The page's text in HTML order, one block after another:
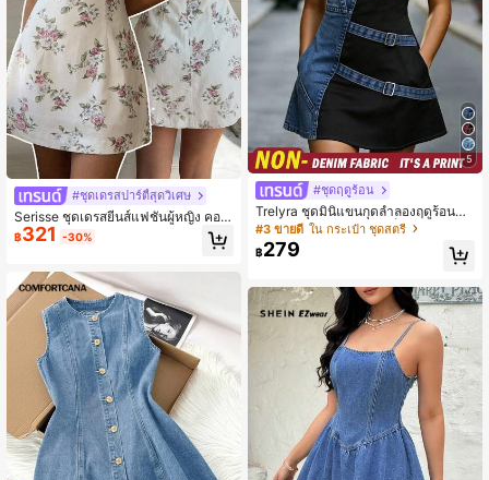
#ชุดเดรสปาร์ตี้สุดวิเศษ
Serisse ชุดเดรสยีนส์แฟชั่นผู้หญิง คอเรื
อ แขนกุด เปิดหลัง ลายพิมพ์
฿321 -30%
5
#ชุดฤดูร้อน
Trelyra ชุดมินิแขนกุดลำลองฤดูร้อนสำ
หรับผู้หญิง ลายคัลเลอร์บล็อกแพตช์เวิร์
#3 ขายดี ใน กระเป๋า ชุดสตรี
฿279